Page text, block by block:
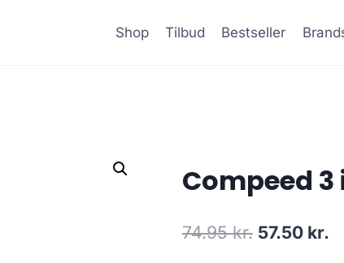
Shop Tilbud Bestseller
Compeed 3
74.95kr. Den
57.50 kr.